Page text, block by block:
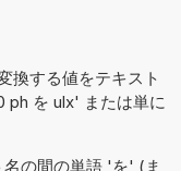
換する値をテキスト
ph を ulx' または単に
の間の単語 'を' (ま